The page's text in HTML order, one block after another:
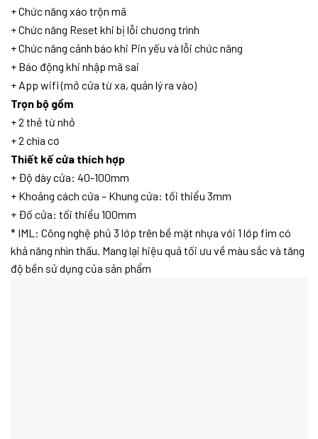
+ Chức năng xáo trộn mã
+ Chức năng Reset khi bị lỗi chương trình
+ Chức năng cảnh báo khi Pin yếu và lỗi chức năng
+ Báo động khi nhập mã sai
+ App wifi (mở cửa từ xa, quản lý ra vào)
Trọn bộ gồm
+ 2 thẻ từ nhỏ
+ 2 chìa cơ
Thiết kế cửa thích hợp
+ Độ dày cửa: 40-100mm
+ Khoảng cách cửa – Khung cửa: tối thiểu 3mm
+ Đố cửa: tối thiểu 100mm
* IML: Công nghệ phủ 3 lớp trên bề mặt nhựa với 1 lớp fim có
khả năng nhìn thấu. Mang lại hiệu quả tối ưu về màu sắc và tăng
độ bền sử dụng của sản phẩm